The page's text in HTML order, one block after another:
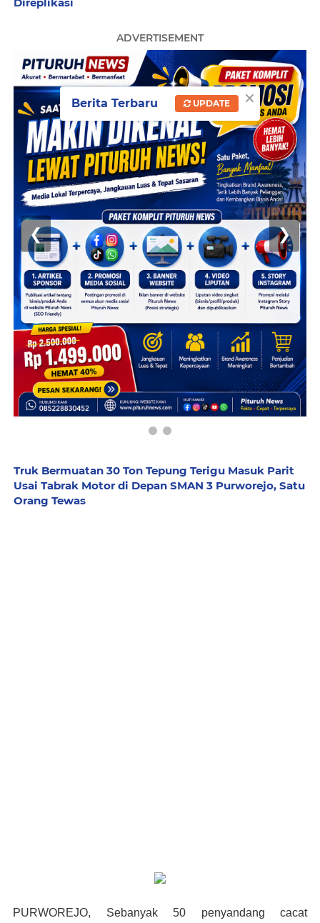
Direplikasi
ADVERTISEMENT
❮ ❯
Truk Bermuatan 30 Ton Tepung Terigu Masuk Parit
Usai Tabrak Motor di Depan SMAN 3 Purworejo, Satu
Orang Tewas
PURWOREJO, Sebanyak 50 penyandang cacat
×
Berita Terbaru UPDATE